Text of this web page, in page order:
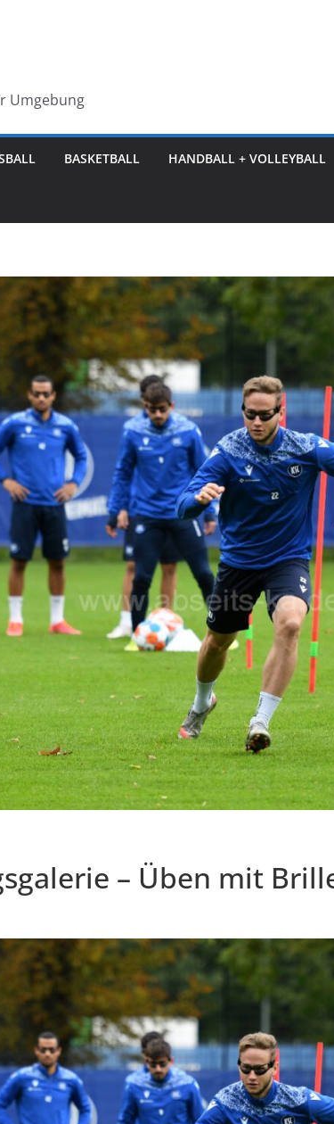
Umgebung
BASKETBALL HANDBALL + VOLLEYBALL
– Üben mit